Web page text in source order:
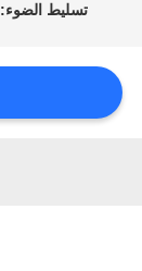
اقتباس
تسليط الضوء: